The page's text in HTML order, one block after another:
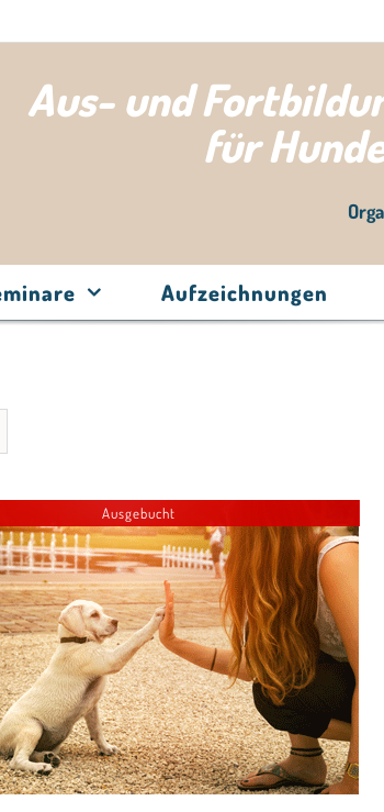
Aus- und
für
Aufzeichnungen
Ausgebucht